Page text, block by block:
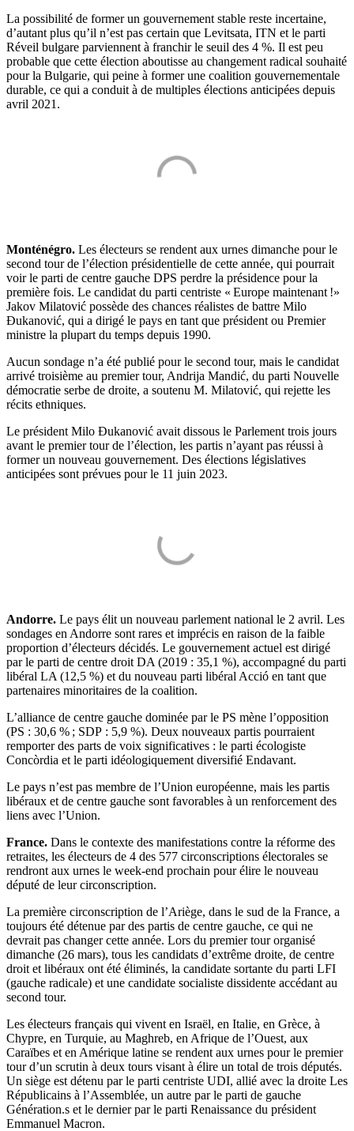
La possibilité de former un gouvernement stable reste incertaine,
d’autant plus qu’il n’est pas certain que Levitsata, ITN et le parti
Réveil bulgare parviennent à franchir le seuil des 4 %. Il est peu
probable que cette élection aboutisse au changement radical souhaité
pour la Bulgarie, qui peine à former une coalition gouvernementale
durable, ce qui a conduit à de multiples élections anticipées depuis
avril 2021.
Monténégro. Les électeurs se rendent aux urnes dimanche pour le
second tour de l’élection présidentielle de cette année, qui pourrait
voir le parti de centre gauche DPS perdre la présidence pour la
première fois. Le candidat du parti centriste « Europe maintenant !»
Jakov Milatović possède des chances réalistes de battre Milo
Đukanović, qui a dirigé le pays en tant que président ou Premier
ministre la plupart du temps depuis 1990.
Aucun sondage n’a été publié pour le second tour, mais le candidat
arrivé troisième au premier tour, Andrija Mandić, du parti Nouvelle
démocratie serbe de droite, a soutenu M. Milatović, qui rejette les
récits ethniques.
Le président Milo Đukanović avait dissous le Parlement trois jours
avant le premier tour de l’élection, les partis n’ayant pas réussi à
former un nouveau gouvernement. Des élections législatives
anticipées sont prévues pour le 11 juin 2023.
Andorre. Le pays élit un nouveau parlement national le 2 avril. Les
sondages en Andorre sont rares et imprécis en raison de la faible
proportion d’électeurs décidés. Le gouvernement actuel est dirigé
par le parti de centre droit DA (2019 : 35,1 %), accompagné du parti
libéral LA (12,5 %) et du nouveau parti libéral Acció en tant que
partenaires minoritaires de la coalition.
L’alliance de centre gauche dominée par le PS mène l’opposition
(PS : 30,6 % ; SDP : 5,9 %). Deux nouveaux partis pourraient
remporter des parts de voix significatives : le parti écologiste
Concòrdia et le parti idéologiquement diversifié Endavant.
Le pays n’est pas membre de l’Union européenne, mais les partis
libéraux et de centre gauche sont favorables à un renforcement des
liens avec l’Union.
France. Dans le contexte des manifestations contre la réforme des
retraites, les électeurs de 4 des 577 circonscriptions électorales se
rendront aux urnes le week-end prochain pour élire le nouveau
député de leur circonscription.
La première circonscription de l’Ariège, dans le sud de la France, a
toujours été détenue par des partis de centre gauche, ce qui ne
devrait pas changer cette année. Lors du premier tour organisé
dimanche (26 mars), tous les candidats d’extrême droite, de centre
droit et libéraux ont été éliminés, la candidate sortante du parti LFI
(gauche radicale) et une candidate socialiste dissidente accédant au
second tour.
Les électeurs français qui vivent en Israël, en Italie, en Grèce, à
Chypre, en Turquie, au Maghreb, en Afrique de l’Ouest, aux
Caraïbes et en Amérique latine se rendent aux urnes pour le premier
tour d’un scrutin à deux tours visant à élire un total de trois députés.
Un siège est détenu par le parti centriste UDI, allié avec la droite Les
Républicains à l’Assemblée, un autre par le parti de gauche
Génération.s et le dernier par le parti Renaissance du président
Emmanuel Macron.